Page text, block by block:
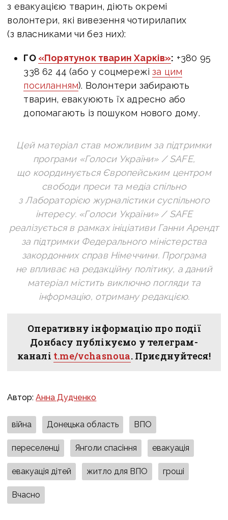
з евакуацією тварин, діють окремі
волонтери, які вивезення чотирилапих
(з власниками чи без них):
ГО «Порятунок тварин Харків»: +380 95
338 62 44 (або у соцмережіза цим
посиланням). Волонтери забирають
тварин, евакуюють їх адресно або
допомагають із пошуком нового дому.
Цей матеріал став можливим за підтримки
програми «Голоси України» / SAFE,
що координується Європейським центром
свободи преси та медіа спільно
з Лабораторією журналістики суспільного
інтересу. «Голоси України» / SAFE
реалізується в рамках ініціативи Ганни Арендт
за підтримки Федерального міністерства
закордонних справ Німеччини. Програма
не впливає на редакційну політику, а даний
матеріал містить виключно погляди та
інформацію, отриману редакцією.
Оперативну інформацію про події
Донбасу публікуємо у телеграм-
каналі t.me/vchasnoua. Приєднуйтеся!
Автор:Анна Дудченко
війна Донецька область ВПО
переселенці Янголи спасіння евакуація
евакуація дітей житло для ВПО гроші
Вчасно